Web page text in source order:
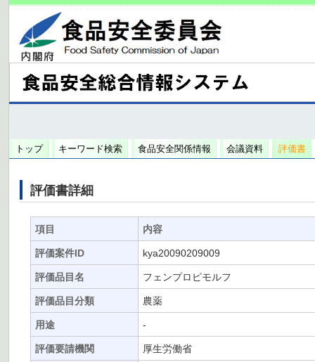
トップ キーワード検索 食品安全関係情報 会議資料 評価書
評価書詳細
項目 内容
評価案件ID kya20090209009
評価品目名 フェンプロピモルフ
評価品目分類 農薬
用途 -
評価要請機関 厚生労働省